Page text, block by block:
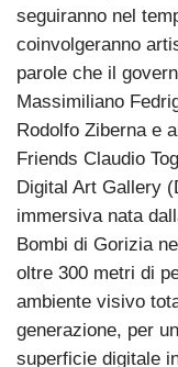
seguiranno nel
coinvolgeranno
parole che il
Massimiliano
Rodolfo Ziberna e
Friends Claudio
Digital Art Gallery
immersiva nata
Bombi di Gorizia
oltre 300 metri di
ambiente visivo
generazione, per
superficie digitale